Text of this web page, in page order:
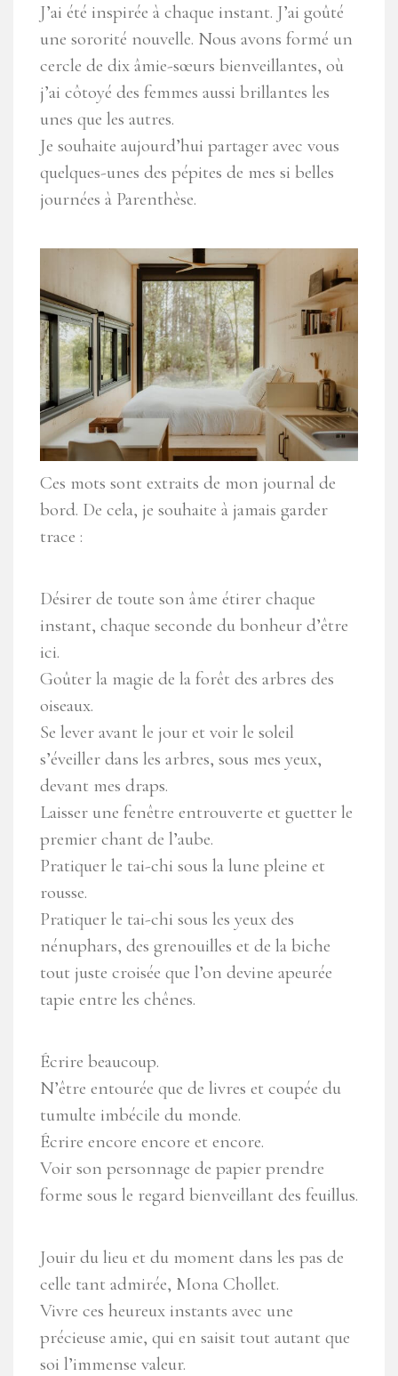
J’ai été inspirée à chaque instant. J’ai goûté
une sororité nouvelle. Nous avons formé un
cercle de dix âmie-sœurs bienveillantes, où
j’ai côtoyé des femmes aussi brillantes les
unes que les autres.
Je souhaite aujourd’hui partager avec vous
quelques-unes des pépites de mes si belles
journées à Parenthèse.
Ces mots sont extraits de mon journal de
bord. De cela, je souhaite à jamais garder
trace :
Désirer de toute son âme étirer chaque
instant, chaque seconde du bonheur d’être
ici.
Goûter la magie de la forêt des arbres des
oiseaux.
Se lever avant le jour et voir le soleil
s’éveiller dans les arbres, sous mes yeux,
devant mes draps.
Laisser une fenêtre entrouverte et guetter le
premier chant de l’aube.
Pratiquer le tai-chi sous la lune pleine et
rousse.
Pratiquer le tai-chi sous les yeux des
nénuphars, des grenouilles et de la biche
tout juste croisée que l’on devine apeurée
tapie entre les chênes.
Écrire beaucoup.
N’être entourée que de livres et coupée du
tumulte imbécile du monde.
Écrire encore encore et encore.
Voir son personnage de papier prendre
forme sous le regard bienveillant des feuillus.
Jouir du lieu et du moment dans les pas de
celle tant admirée, Mona Chollet.
Vivre ces heureux instants avec une
précieuse amie, qui en saisit tout autant que
soi l’immense valeur.